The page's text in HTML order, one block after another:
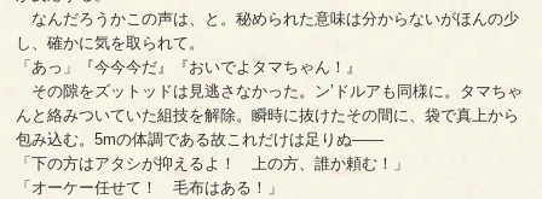
なんだろうかこの声は、と。秘められた意味は分からないがほんの少
し、確かに気を取られて。
「あっ」『今今今だ』『おいでよタマちゃん！』
その隙をズットッドは見逃さなかった。ン’ドルアも同様に。タマちゃ
んと絡みついていた組技を解除。瞬時に抜けたその間に、袋で真上から
包み込む。5mの体調である故これだけは足りぬ――
「下の方はアタシが抑えるよ！ 上の方、誰か頼む！」
「オーケー任せて！ 毛布はある！」